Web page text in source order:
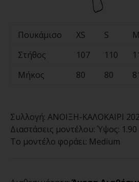
Πουκάμισο XS S M
Στήθος
107 110
Μήκος
80 80
Συλλογή: ΑΝΟΙΞΗ-ΚΑΛΟΚΑΙΡΙ
Διαστάσεις μοντέλου: Ύψος:
Το μοντέλο φοράει: Medium